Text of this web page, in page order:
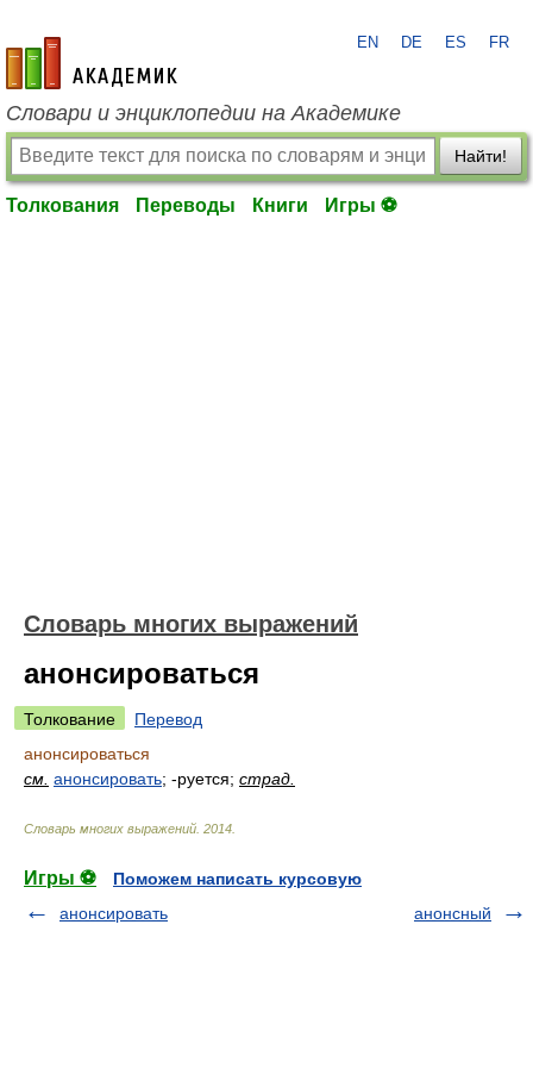
academic.ru
EN DE ES FR
Словари и энциклопедии на Академике
Найти!
Толкования Переводы Книги Игры ⚽
Словарь многих выражений
анонсироваться
Толкование
Перевод
анонсироваться
см. анонсировать; -руется; страд.
Словарь многих выражений 2014
Игры ⚽
Поможем написать курсовую
анонсировать
анонсный